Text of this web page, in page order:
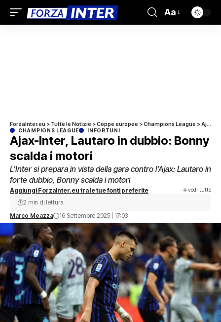
Aa
ForzaInter.eu > Tutte le Notizie >Coppe europee >Champions League >Ajax-Inter, Lautaro in dubbio: Bonny scalda i motori
CHAMPIONS LEAGUE INFORTUNI
Ajax-Inter, Lautaro in dubbio: Bonny
scalda i motori
L'Inter si prepara in vista della gara contro l'Ajax: Lautaro in
forte dubbio, Bonny scalda i motori
Aggiungi ForzaInter.eu tra le tue fonti preferite vedi tutte
Marco Meazza 16 Settembre 2025 | 17:03
2 min di lettura